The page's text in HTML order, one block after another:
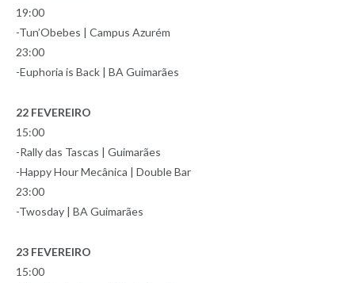
19:00
-Tun’Obebes | Campus Azurém
23:00
-Euphoria is Back | BA Guimarães
22 FEVEREIRO
15:00
-Rally das Tascas | Guimarães
-Happy Hour Mecânica | Double Bar
23:00
-Twosday | BA Guimarães
23 FEVEREIRO
15:00